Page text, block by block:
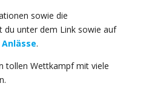
sowie die
du unter dem Link sowie auf
Anlässe.
tollen Wettkampf mit viele